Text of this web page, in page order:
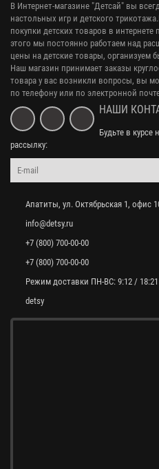
В Интернет-магазине "Детсай" вы
настольных игр и детского
покупки детских товаров в
этого мы постоянно работаем над
цены на детские товары, организуем
Наш магазин принимает заказы
товара у вас возникли вопросы, вы
по телефону или по электронной
НАШИ
Будьте в
рассылку:
Апатиты, ул. Октябрьская 1, офис
info@detsy.ru
+7 (800) 700-00-00
+7 (800) 700-00-00
Режим доставки ПН-ВС: 9:12 / 18:21
detsy